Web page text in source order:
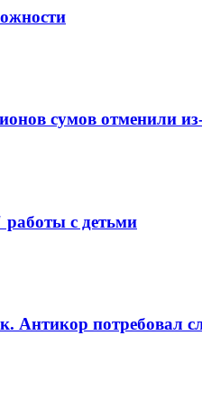
сумов отменили
с детьми
Антикор потребовал